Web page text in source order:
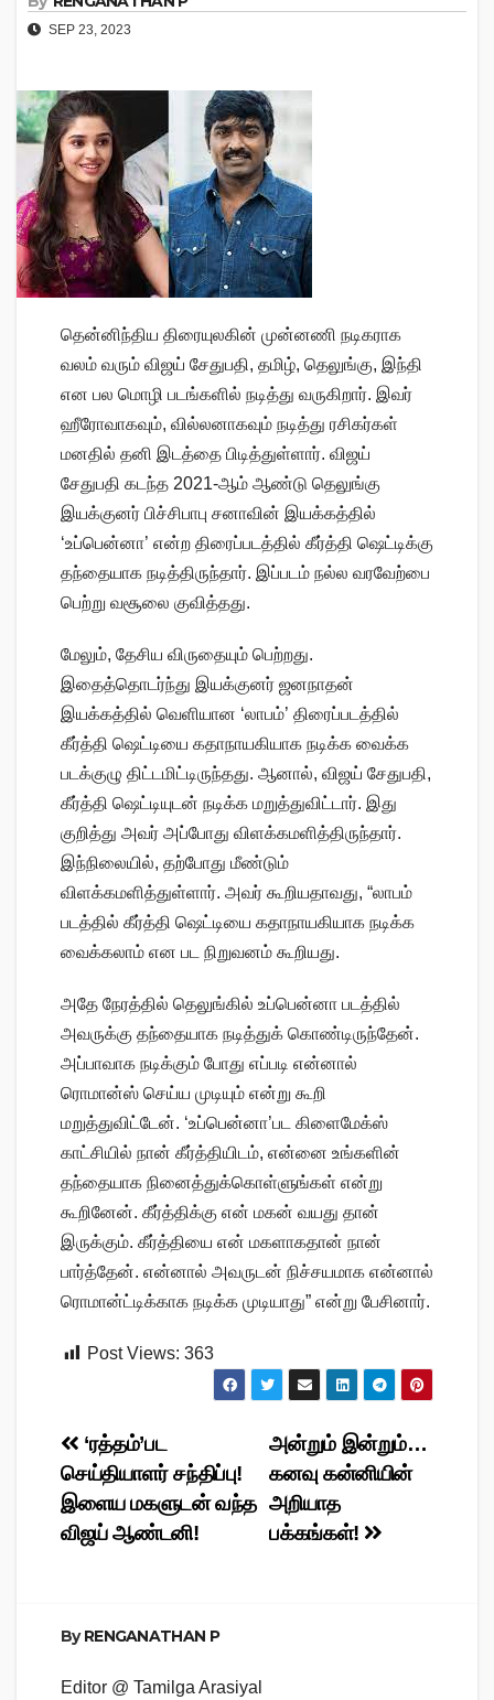
SEP 23, 2023
தென்னிந்திய திரையுலகின் முன்னணி நடிகராக
வலம் வரும் விஜய் சேதுபதி, தமிழ், தெலுங்கு, இந்தி
என பல மொழி படங்களில் நடித்து வருகிறார். இவர்
ஹீரோவாகவும், வில்லனாகவும் நடித்து ரசிகர்கள்
மனதில் தனி இடத்தை பிடித்துள்ளார். விஜய்
சேதுபதி கடந்த 2021-ஆம் ஆண்டு தெலுங்கு
இயக்குனர் பிச்சிபாபு சனாவின் இயக்கத்தில்
‘உப்பென்னா’ என்ற திரைப்படத்தில் கீர்த்தி ஷெட்டிக்கு
தந்தையாக நடித்திருந்தார். இப்படம் நல்ல வரவேற்பை
பெற்று வசூலை குவித்தது.
மேலும், தேசிய விருதையும் பெற்றது.
இதைத்தொடர்ந்து இயக்குனர் ஜனநாதன்
இயக்கத்தில் வெளியான ‘லாபம்’ திரைப்படத்தில்
கீர்த்தி ஷெட்டியை கதாநாயகியாக நடிக்க வைக்க
படக்குழு திட்டமிட்டிருந்தது. ஆனால், விஜய் சேதுபதி,
கீர்த்தி ஷெட்டியுடன் நடிக்க மறுத்துவிட்டார். இது
குறித்து அவர் அப்போது விளக்கமளித்திருந்தார்.
இந்நிலையில், தற்போது மீண்டும்
விளக்கமளித்துள்ளார். அவர் கூறியதாவது, “லாபம்
படத்தில் கீர்த்தி ஷெட்டியை கதாநாயகியாக நடிக்க
வைக்கலாம் என பட நிறுவனம் கூறியது.
அதே நேரத்தில் தெலுங்கில் உப்பென்னா படத்தில்
அவருக்கு தந்தையாக நடித்துக் கொண்டிருந்தேன்.
அப்பாவாக நடிக்கும் போது எப்படி என்னால்
ரொமான்ஸ் செய்ய முடியும் என்று கூறி
மறுத்துவிட்டேன். ‘உப்பென்னா’பட கிளைமேக்ஸ்
காட்சியில் நான் கீர்த்தியிடம், என்னை உங்களின்
தந்தையாக நினைத்துக்கொள்ளுங்கள் என்று
கூறினேன். கீர்த்திக்கு என் மகன் வயது தான்
இருக்கும். கீர்த்தியை என் மகளாகதான் நான்
பார்த்தேன். என்னால் அவருடன் நிச்சயமாக என்னால்
ரொமான்ட்டிக்காக நடிக்க முடியாது” என்று பேசினார்.
Post Views: 363
Post
navigation
அன்றும் இன்றும்…
கனவு கன்னியின்
அறியாத
பக்கங்கள்!
‘ரத்தம்’பட
செய்தியாளர் சந்திப்பு!
இளைய மகளுடன் வந்த
விஜய் ஆண்டனி!
ByRENGANATHAN P
Editor @ Tamilga Arasiyal